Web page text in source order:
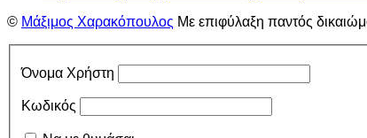
© Μάξιμος Χαρακόπουλος Με επιφύλαξη παντός
Όνομα Χρήστη
Κωδικός